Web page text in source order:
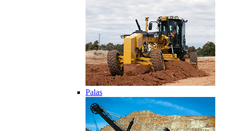
Palas